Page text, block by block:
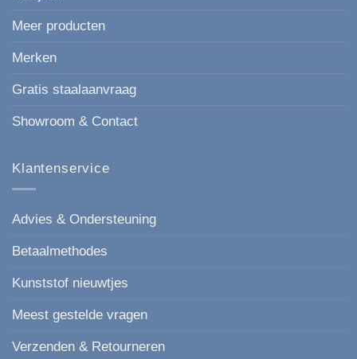
Meer producten
Merken
Gratis staalaanvraag
Showroom & Contact
Klantenservice
Advies & Ondersteuning
Betaalmethodes
Kunststof nieuwtjes
Meest gestelde vragen
Verzenden & Retourneren